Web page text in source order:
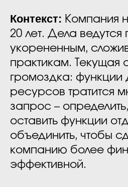
Контекст: Компания
20 лет. Дела ведутся
укорененным,
практикам. Текущая
громоздка: функции
ресурсов тратится
запрос –
оставить функции
объединить, чтобы
компанию более
эффективной.